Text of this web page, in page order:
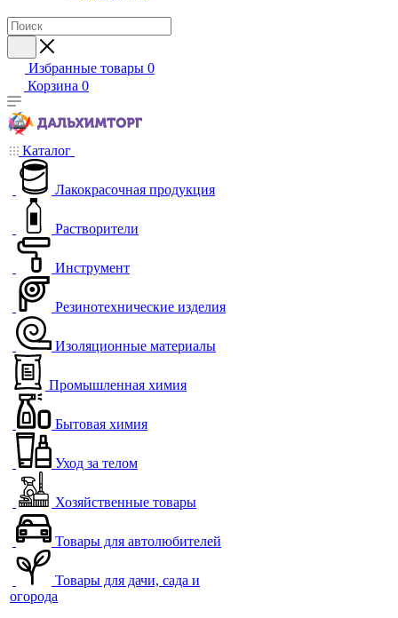
Избранные товары 0
Корзина 0
Каталог
Лакокрасочная продукция
Растворители
Инструмент
Резинотехнические изделия
Изоляционные материалы
Промышленная химия
Бытовая химия
Уход за телом
Хозяйственные товары
Товары для автолюбителей
Товары для дачи, сада и
огорода